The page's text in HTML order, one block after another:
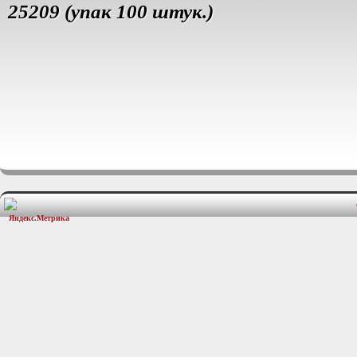
25209 (упак 100 штук.)